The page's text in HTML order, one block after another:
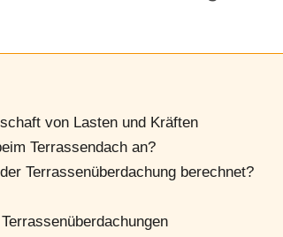
von Lasten und Kräften
Terrassendach an?
Terrassenüberdachung berechnet?